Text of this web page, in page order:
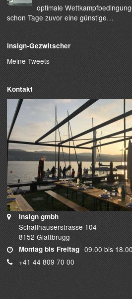
optimale
schon Tage zuvor eine günstige…
insign-Gezwitscher
Meine Tweets
Kontakt
insign gmbh
Schaffhauserstrasse 104
8152 Glattbrugg
Montag bis Freitag 09.00 bis
+41 44 809 70 00